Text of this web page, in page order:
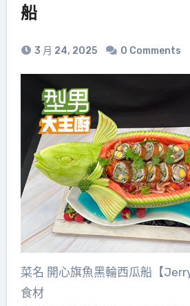
船
3 月 24, 2025 0 Comments
菜名 開心旗魚黑輪西瓜船【Jerry
食材